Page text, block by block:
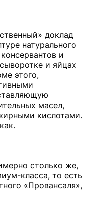
доклад
натурального
и
и яйцах
этого,
масел,
кислотами.
столько же,
класса, то есть
«Провансаля»,